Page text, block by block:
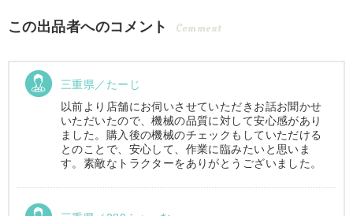
この出品者へのコメント Comment
三重県／たーじ
以前より店舗にお伺いさせていただきお話お聞かせ
いただいたので、機械の品質に対して安心感があり
ました。購入後の機械のチェックもしていただける
とのことで、安心して、作業に臨みたいと思いま
す。素敵なトラクターをありがとうございました。